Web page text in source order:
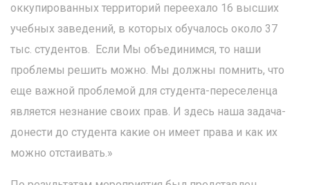
оккупированных территорий переехало 16 высших
учебных заведений, в которых обучалось около 37
тыс. студентов. Если Мы объединимся, то наши
проблемы решить можно. Мы должны помнить, что
еще важной проблемой для студента-переселенца
является незнание своих прав. И здесь наша задача-
донести до студента какие он имеет права и как их
можно отстаивать.»